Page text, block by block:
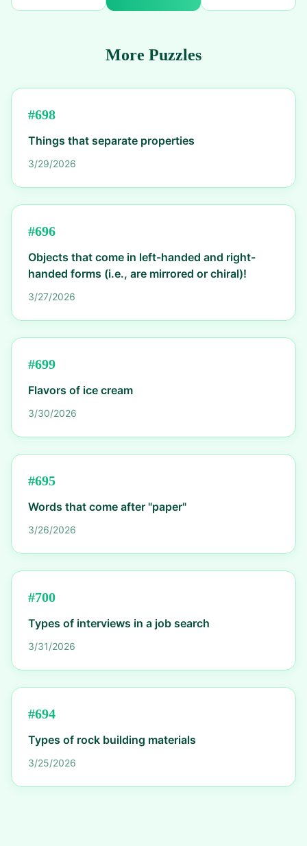
More Puzzles
#698
Things that separate properties
3/29/2026
#696
Objects that come in left-handed and right-
handed forms (i.e., are mirrored or chiral)!
3/27/2026
#699
Flavors of ice cream
3/30/2026
#695
Words that come after "paper"
3/26/2026
#700
Types of interviews in a job search
3/31/2026
#694
Types of rock building materials
3/25/2026